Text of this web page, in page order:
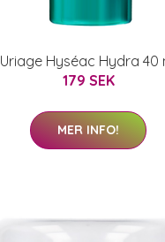
Uriage Hyséac Hydra 40
179 SEK
MER INFO!